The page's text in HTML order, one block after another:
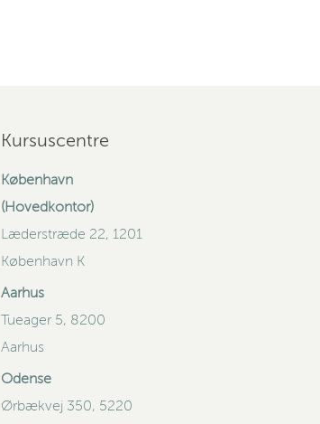
Kursuscentre
København
(Hovedkontor)
Læderstræde 22, 1201
København K
Aarhus
Tueager 5, 8200
Aarhus
Odense
Ørbækvej 350, 5220